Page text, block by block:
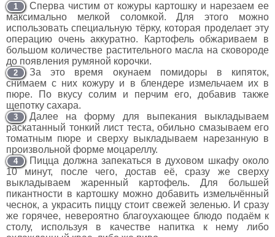
1
Сперва чистим от кожуры картошку и нарезаем ее
максимально мелкой соломкой. Для этого можно
использовать специальную тёрку, которая проделает эту
операцию очень аккуратно. Картофель обжариваем в
большом количестве растительного масла на сковороде
до появления румяной корочки.
2
За это время окунаем помидоры в кипяток,
снимаем с них кожуру и в блендере измельчаем их в
пюре. По вкусу солим и перчим его, добавив также
щепотку сахара.
3
Далее на форму для выпекания выкладываем
раскатанный тонкий лист теста, обильно смазываем его
томатным пюре и сверху выкладываем нарезанную в
произвольной форме моцареллу.
4
Пицца должна запекаться в духовом шкафу около
10 минут, после чего, достав её, сразу же сверху
выкладываем жаренный картофель. Для большей
пикантности в картошку можно добавить измельчённый
чеснок, а украсить пиццу стоит свежей зеленью. И сразу
же горячее, невероятно благоухающее блюдо подаём к
столу, используя в качестве напитка к нему либо